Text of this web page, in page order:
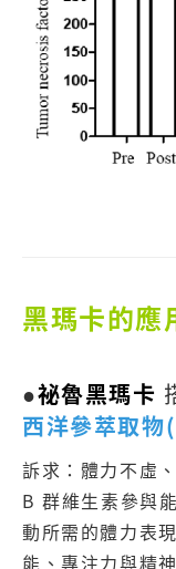
黑瑪卡的應
●祕魯黑瑪卡
西洋參萃取
訴求：體力不虛
B 群維生素參與
動所需的體力表
能、專注力與精